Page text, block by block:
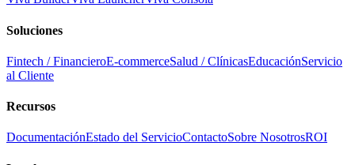
Soluciones
Fintech / FinancieroE-commerceSalud / ClínicasEducaciónServicio
al Cliente
Recursos
DocumentaciónEstado del ServicioContactoSobre NosotrosROI